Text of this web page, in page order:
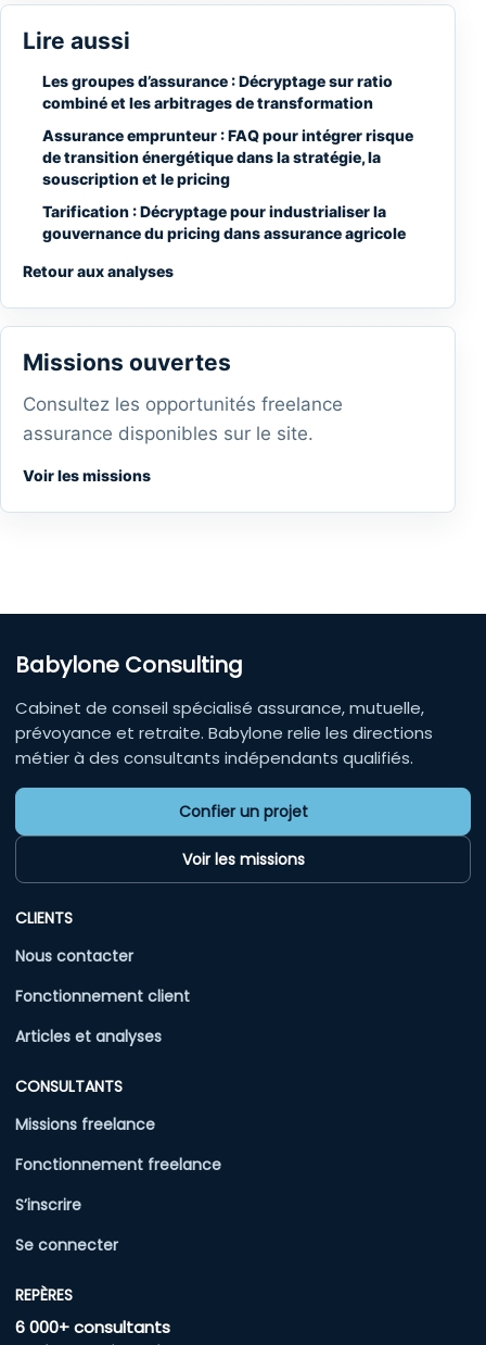
Lire aussi
Les groupes d’assurance : Décryptage sur ratio
combiné et les arbitrages de transformation
Assurance emprunteur : FAQ pour intégrer risque
de transition énergétique dans la stratégie, la
souscription et le pricing
Tarification : Décryptage pour industrialiser la
gouvernance du pricing dans assurance agricole
Retour aux analyses
Missions ouvertes
Consultez les opportunités freelance
assurance disponibles sur le site.
Voir les missions
Babylone Consulting
Cabinet de conseil spécialisé assurance, mutuelle,
prévoyance et retraite. Babylone relie les directions
métier à des consultants indépendants qualifiés.
Confier un projet
Voir les missions
CLIENTS
Nous contacter
Fonctionnement client
Articles et analyses
CONSULTANTS
Missions freelance
Fonctionnement freelance
S’inscrire
Se connecter
REPÈRES
6 000+ consultants